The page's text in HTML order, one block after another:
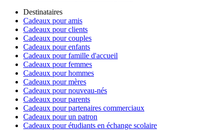
Destinataires
Cadeaux pour amis
Cadeaux pour clients
Cadeaux pour couples
Cadeaux pour enfants
Cadeaux pour famille d'accueil
Cadeaux pour femmes
Cadeaux pour hommes
Cadeaux pour mères
Cadeaux pour nouveau-nés
Cadeaux pour parents
Cadeaux pour partenaires commerciaux
Cadeaux pour un patron
Cadeaux pour étudiants en échange scolaire